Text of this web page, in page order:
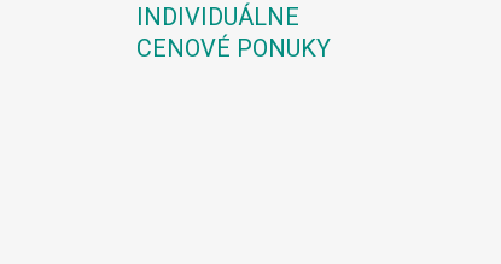
INDIVIDUÁLNE
CENOVÉ PONUKY